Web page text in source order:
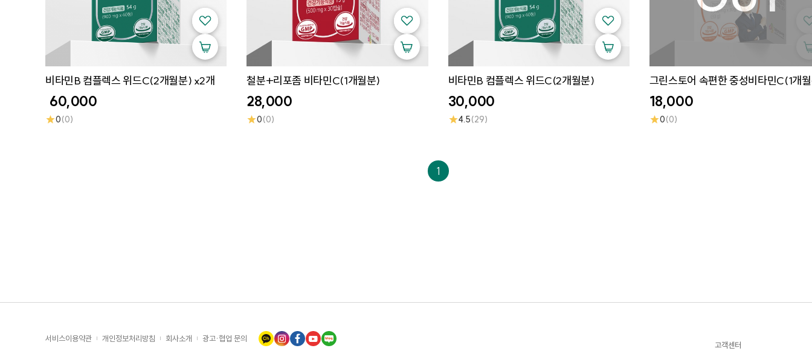
비타민B 컴플렉스 위드C(2개월분) x2개
60,000
★0(0)
철분+리포좀 비타민C(1개월분)
28,000
★0(0)
비타민B 컴플렉스 위드C(2개월분)
30,000
★4.5(29)
그린스토어 속편한 중성비타민C(1개
18,000
★0(0)
1
서비스이용약관 | 개인정보처리방침 | 회사소개 | 광고·협업 문의
고객센터